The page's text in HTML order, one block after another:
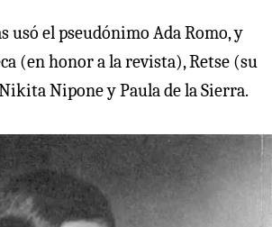
usó el pseudónimo Ada Romo, y
(en honor a la revista), Retse (su
Nipone y Paula de la Sierra.